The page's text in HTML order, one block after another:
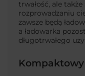
trwałość, ale
rozprowadzaniu
zawsze będą
a ładowarka
długotrwałego